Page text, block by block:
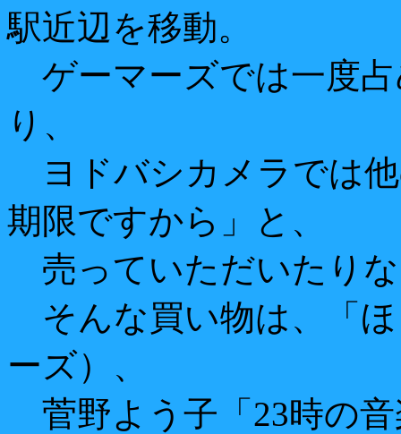
駅近辺を移動。
ゲーマーズでは一度
り、
ヨドバシカメラでは
期限ですから」と、
売っていただいたり
そんな買い物は、「
ーズ）、
菅野よう子「23時の